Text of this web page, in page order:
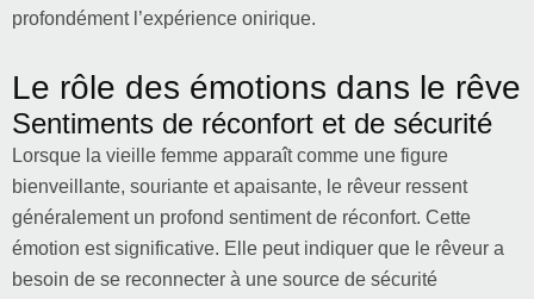
profondément l’expérience onirique.
Le rôle des émotions dans le rêve
Sentiments de réconfort et de sécurité
Lorsque la vieille femme apparaît comme une figure
bienveillante, souriante et apaisante, le rêveur ressent
généralement un profond sentiment de réconfort. Cette
émotion est significative. Elle peut indiquer que le rêveur a
besoin de se reconnecter à une source de sécurité